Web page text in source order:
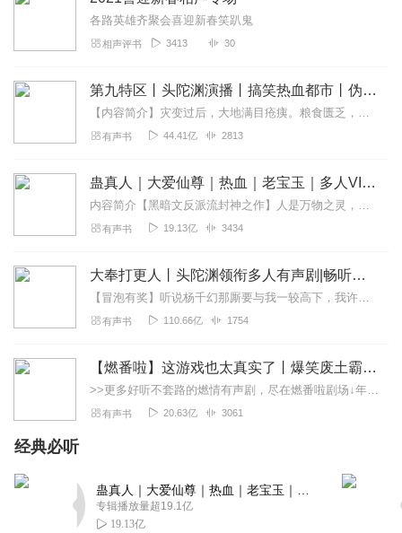
各路英雄齐聚会喜迎新春笑趴鬼
相声评书 3413 30
第九特区丨头陀渊演播丨搞笑热血都市丨伪戒丨VIP免费多人有声剧
【内容简介】灾变过后，大地满目疮痍。粮食匮乏，资源紧俏，局势混乱……一位从待规划区杀出来的青年，背对着漫天黄沙，孤身来到九区谋生，却不曾想偶然结识三五好友，一念...
有声书 44.41亿 2813
蛊真人｜大爱仙尊｜热血｜老宝玉｜多人VIP免费有声剧
内容简介【黑暗文反派流封神之作】人是万物之灵，蛊是天地真精。一个穿越者不断重生的故事。一个养蛊、炼蛊、用蛊的奇特世界。配音组（男角色）老宝玉旁白...
有声书 19.13亿 3434
大奉打更人丨头陀渊领衔多人有声剧|畅听全集|王鹤棣、田曦薇主演影视剧原著|卖报小郎君
【冒泡有奖】听说杨千幻那厮要与我一较高下，我许七安要开始装叉了！快进入声音播放页戳下方输入框，冒个泡偷偷告诉我，我要用哪些诗词才能胜过他？说得好的，有赏！202...
有声书 110.66亿 1754
【燃番啦】这游戏也太真实了丨爆笑废土霸榜神作丨紫襟剧社制作
>>更多好听不套路的燃情有声剧，尽在燃番啦剧场↓年度重磅推荐本专辑为VIP免费专辑每天上午10点5集更新，订阅可以听到最新内容哦！每周抽一个专辑五星优质评论送...
有声书 20.63亿 3061
经典必听
专辑播放量超19.1亿
19.13亿